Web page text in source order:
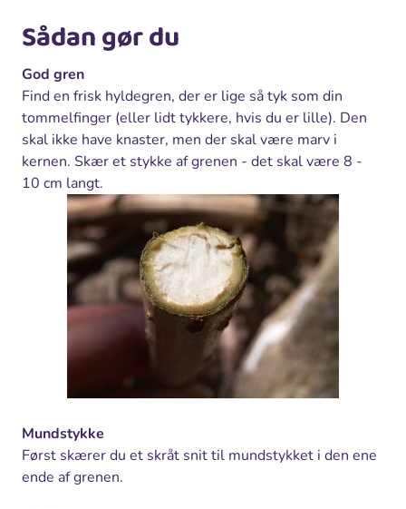
Sådan gør du
God gren
Find en frisk hyldegren, der er lige så tyk som din
tommelfinger (eller lidt tykkere, hvis du er lille). Den
skal ikke have knaster, men der skal være marv i
kernen. Skær et stykke af grenen - det skal være 8 -
10 cm langt.
Mundstykke
Først skærer du et skråt snit til mundstykket i den ene
ende af grenen.